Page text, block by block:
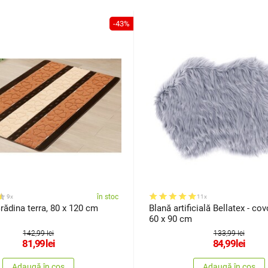
-43%
9x în stoc
terra, 80 x 120 cm
142,99 lei
81,99 lei
11x
Blană artificială Bellatex -
60 x 90 cm
133,99 lei
84,99 lei